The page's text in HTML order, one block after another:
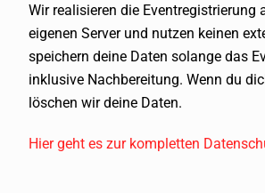
Wir realisieren die Eventregistrierung
eigenen Server und nutzen keinen
speichern deine Daten solange das
inklusive Nachbereitung. Wenn du
löschen wir deine Daten.
Hier geht es zur kompletten